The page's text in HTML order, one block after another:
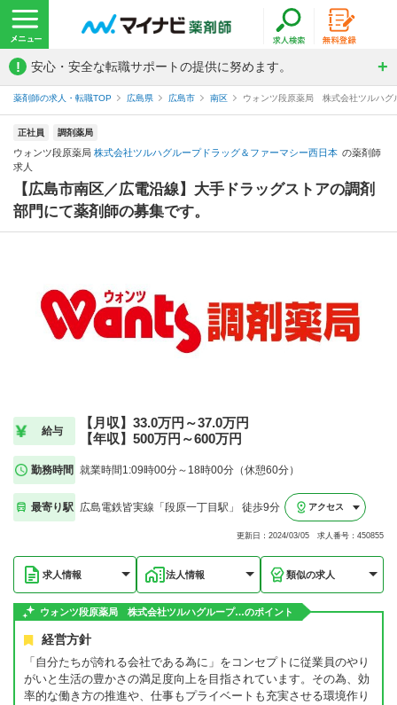
! 安心・安全な転職サポートの提供に努めます。
薬剤師の求人・転職TOP 広島県 広島市 南区 ウォンツ段原薬局 株式会社ツルハグ
正社員 調剤薬局
ウォンツ段原薬局 株式会社ツルハグループドラッグ＆ファーマシー西日本 の薬剤師
求人
【広島市南区／広電沿線】大手ドラッグストアの調剤
部門にて薬剤師の募集です。
給与
【月収】33.0万円～37.0万円
【年収】500万円～600万円
勤務時間 就業時間1:09時00分～18時00分（休憩60分）
最寄り駅 広島電鉄皆実線「段原一丁目駅」 徒歩9分 アクセス
更新日：2024/03/05 求人番号：450855
求人情報 法人情報 類似の求人
ウォンツ段原薬局 株式会社ツルハグループ…のポイント
経営方針
「自分たちが誇れる会社である為に」をコンセプトに従業員のやり
がいと生活の豊かさの満足度向上を目指されています。その為、効
率的な働き方の推進や、仕事もプライベートも充実させる環境作り